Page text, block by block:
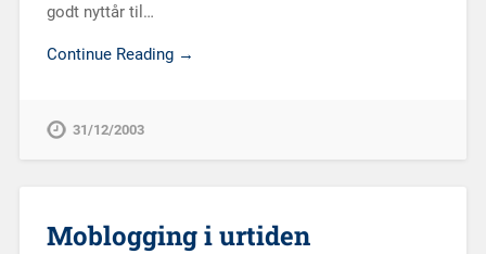
godt nyttår til…
Continue Reading →
31/12/2003
Moblogging i urtiden